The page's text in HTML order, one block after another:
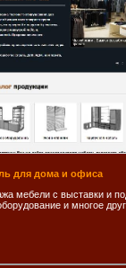
для дома и офиса
мебели с выставки и
и многое